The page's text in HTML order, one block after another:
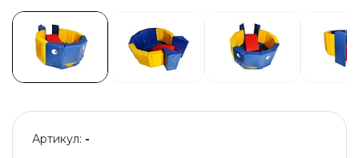
Артикул: -